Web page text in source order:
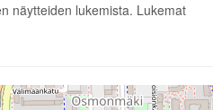
näytteiden lukemista. Lukemat